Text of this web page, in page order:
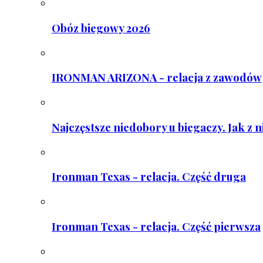
Obóz biegowy 2026
IRONMAN ARIZONA - relacja z zawodów
Najczęstsze niedobory u biegaczy. Jak z
Ironman Texas - relacja. Część druga
Ironman Texas - relacja. Część pierwsza